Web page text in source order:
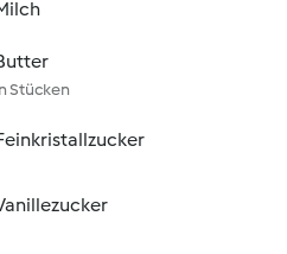
Stücken